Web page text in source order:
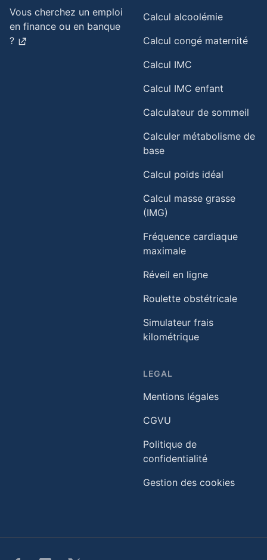
Vous cherchez un emploi
en finance ou en banque
?
Calcul alcoolémie
Calcul congé maternité
Calcul IMC
Calcul IMC enfant
Calculateur de sommeil
Calculer métabolisme de
base
Calcul poids idéal
Calcul masse grasse
(IMG)
Fréquence cardiaque
maximale
Réveil en ligne
Roulette obstétricale
Simulateur frais
kilométrique
LEGAL
Mentions légales
CGVU
Politique de
confidentialité
Gestion des cookies